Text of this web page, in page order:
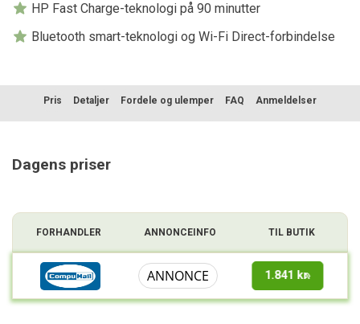
HP Fast Charge-teknologi på 90 minutter
Bluetooth smart-teknologi og Wi-Fi Direct-forbindelse
Pris Detaljer Fordele og ulemper FAQ Anmeldelser
Dagens priser
FORHANDLER ANNONCEINFO TIL BUTIK
ANNONCE 1.841 kr.